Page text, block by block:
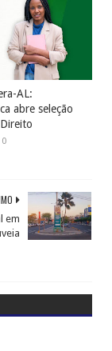
AL:
abre seleção
0
em